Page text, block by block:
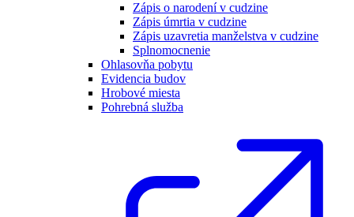
Zápis o narodení v cudzine
Zápis úmrtia v cudzine
Zápis uzavretia manželstva v cudzine
Splnomocnenie
Ohlasovňa pobytu
Evidencia budov
Hrobové miesta
Pohrebná služba